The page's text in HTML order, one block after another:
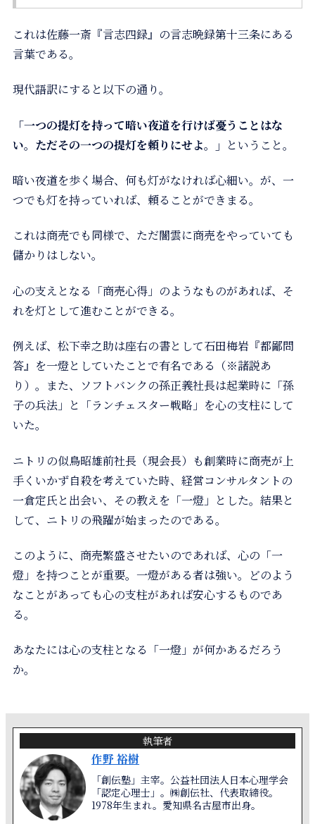
これは佐藤一斎『言志四録』の言志晩録第十三条にある
言葉である。
現代語訳にすると以下の通り。
「一つの提灯を持って暗い夜道を行けば憂うことはな
い。ただその一つの提灯を頼りにせよ。」 ということ。
暗い夜道を歩く場合、何も灯がなければ心細い。が、一
つでも灯を持っていれば、頼ることができまる。
これは商売でも同様で、ただ闇雲に商売をやっていても
儲かりはしない。
心の支えとなる「商売心得」のようなものがあれば、そ
れを灯として進むことができる。
例えば、松下幸之助は座右の書として石田梅岩『都鄙問
答』を一燈としていたことで有名である（※諸説あ
り）。また、ソフトバンクの孫正義社長は起業時に「孫
子の兵法」と「ランチェスター戦略」を心の支柱にして
いた。
ニトリの似鳥昭雄前社長（現会長）も創業時に商売が上
手くいかず自殺を考えていた時、経営コンサルタントの
一倉定氏と出会い、その教えを「一燈」とした。結果と
して、ニトリの飛躍が始まったのである。
このように、商売繁盛させたいのであれば、心の「一
燈」を持つことが重要。一燈がある者は強い。どのよう
なことがあっても心の支柱があれば安心するものであ
る。
あなたには心の支柱となる「一燈」が何かあるだろう
か。
執筆者
作野 裕樹
「創伝塾」主宰。公益社団法人日本心理学会
「認定心理士」。㈱創伝社、代表取締役。
1978年生まれ。愛知県名古屋市出身。